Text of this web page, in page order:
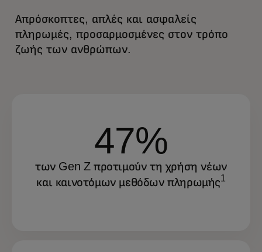
Απρόσκοπτες, απλές και ασφαλείς
πληρωμές, προσαρμοσμένες στον τρόπο
ζωής των ανθρώπων.
47%
των Gen Z προτιμούν τη χρήση νέων
και καινοτόμων μεθόδων πληρωμής1